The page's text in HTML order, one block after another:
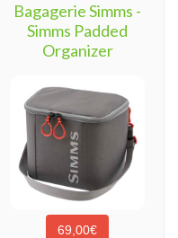
Bagagerie Simms -
Simms Padded
Organizer
69,00€